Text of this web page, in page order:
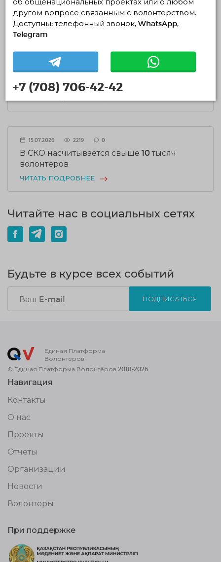
17.07.2026
В Национальной волонтерской сети
состоялась встреча с делегацией
Департамента социальной работы города
Шанхая
15.07.2026 2219 0
В СКО насчитывается свыше 10 тысяч
волонтеров
ЧИТАТЬ ПОДРОБНЕЕ
Читайте нас в социальных сетях
Будьте в курсе всех событий
ПОДПИСАТЬСЯ
Единая Платформа
Волонтёров
© Единая Платформа Волонтёров 2018-2026
Навигация
Контакты
О нас
Проекты
Отчеты
Организации
Новости
Волонтеры
При поддержке
другом вопросе связанным с волонтерством.
Доступны: телефонный звонок, WhatsApp,
Telegram
+7 (708) 706-42-42